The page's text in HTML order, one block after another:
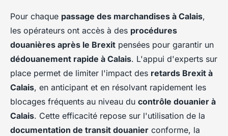
Pour chaque passage des marchandises à Calais,
les opérateurs ont accès à des procédures
douanières après le Brexit pensées pour garantir un
dédouanement rapide à Calais. L'appui d'experts sur
place permet de limiter l'impact des retards Brexit à
Calais, en anticipant et en résolvant rapidement les
blocages fréquents au niveau du contrôle douanier à
Calais. Cette efficacité repose sur l'utilisation de la
documentation de transit douanier conforme, la